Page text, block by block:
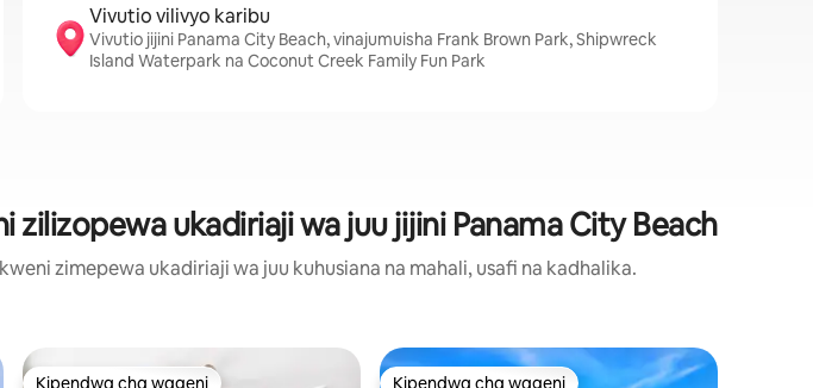
Vivutio vilivyo karibu
Vivutio jijini Panama City Beach, vinajumuisha Frank Brown Park, Shipwreck
Island Waterpark na Coconut Creek Family Fun Park
ukadiriaji wa juu jijini Panama City Beach
zimepewa ukadiriaji wa juu kuhusiana na mahali, usafi na kadhalika.
Kipendwa cha wageni Kipendwa cha wageni